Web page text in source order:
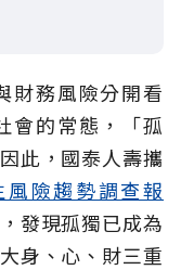
財務風險分開看
會的常態，「孤
此，國泰人壽攜
風險趨勢調查報
發現孤獨已成為
身、心、財三重